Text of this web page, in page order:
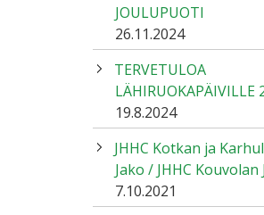
JOULUPUOTI
26.11.2024
TERVETULOA
LÄHIRUOKAPÄIVILLE
19.8.2024
JHHC Kotkan ja
Jako / JHHC Kouvolan
7.10.2021